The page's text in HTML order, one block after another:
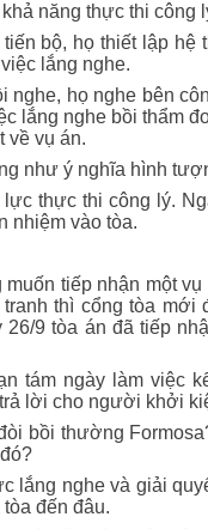
năng thực thi công
bộ, họ thiết lập hệ
lắng nghe.
nghe, họ nghe bên
lắng nghe bồi thẩm
về vụ án.
như ý nghĩa hình
thực thi công lý.
nhiệm vào tòa.
tiếp nhận một
tranh thì cổng tòa
9 tòa án đã tiếp
tám ngày làm việc
lời cho người khởi
bồi thường
lắng nghe và giải
đến đâu.